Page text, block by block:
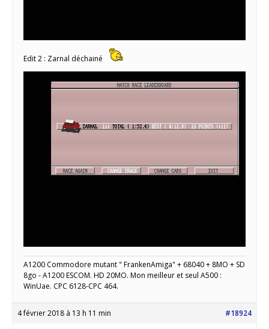
Edit 2 : Zarnal déchainé
A1200 Commodore mutant " FrankenAmiga" + 68040 + 8MO + SD
8go - A1200 ESCOM. HD 20MO. Mon meilleur et seul A500 :
WinUae. CPC 6128-CPC 464.
4 février 2018 à 13 h 11 min #18924